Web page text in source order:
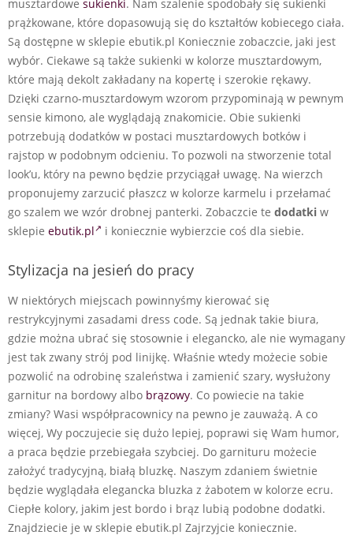
musztardowe sukienki. Nam szalenie spodobały się sukienki
prążkowane, które dopasowują się do kształtów kobiecego ciała.
Są dostępne w sklepie ebutik.pl Koniecznie zobaczcie, jaki jest
wybór. Ciekawe są także sukienki w kolorze musztardowym,
które mają dekolt zakładany na kopertę i szerokie rękawy.
Dzięki czarno-musztardowym wzorom przypominają w pewnym
sensie kimono, ale wyglądają znakomicie. Obie sukienki
potrzebują dodatków w postaci musztardowych botków i
rajstop w podobnym odcieniu. To pozwoli na stworzenie total
look’u, który na pewno będzie przyciągał uwagę. Na wierzch
proponujemy zarzucić płaszcz w kolorze karmelu i przełamać
go szalem we wzór drobnej panterki. Zobaczcie te dodatki w
sklepie ebutik.pl i koniecznie wybierzcie coś dla siebie.
Stylizacja na jesień do pracy
W niektórych miejscach powinnyśmy kierować się
restrykcyjnymi zasadami dress code. Są jednak takie biura,
gdzie można ubrać się stosownie i elegancko, ale nie wymagany
jest tak zwany strój pod linijkę. Właśnie wtedy możecie sobie
pozwolić na odrobinę szaleństwa i zamienić szary, wysłużony
garnitur na bordowy albo brązowy. Co powiecie na takie
zmiany? Wasi współpracownicy na pewno je zauważą. A co
więcej, Wy poczujecie się dużo lepiej, poprawi się Wam humor,
a praca będzie przebiegała szybciej. Do garnituru możecie
założyć tradycyjną, białą bluzkę. Naszym zdaniem świetnie
będzie wyglądała elegancka bluzka z żabotem w kolorze ecru.
Ciepłe kolory, jakim jest bordo i brąz lubią podobne dodatki.
Znajdziecie je w sklepie ebutik.pl Zajrzyjcie koniecznie.